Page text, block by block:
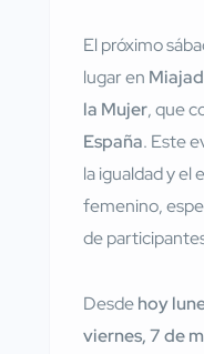
El próximo
lugar en
la Mujer, que
España. Este
la igualdad y
femenino,
de
Desdehoy
viernes, 7 de